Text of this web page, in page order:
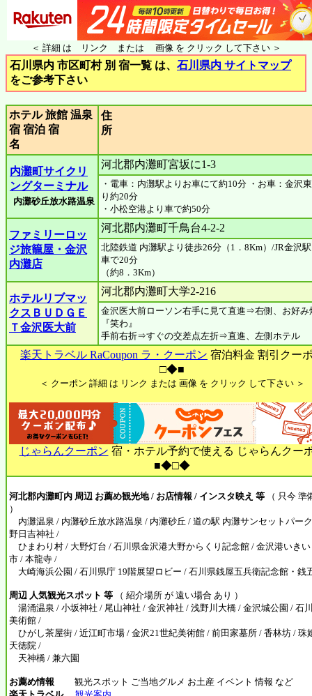
＜ 詳細 は リンク または 画像 を クリック して下さい ＞
石川県内 市区町村 別 宿一覧 は、 石川県内 サイトマップ
をご参考下さい
ホテル 旅館 温泉
宿 宿泊 宿
名
住
内灘町サイクリ
ングターミナル
内灘砂丘放水路温泉
河北郡内灘町宮坂に1-3
・電車：内灘駅よりお車にて約10分 ・お車：金沢
り約20分
・小松空港より車で約50分
ファミリーロッ
ジ旅籠屋・金沢
内灘店
河北郡内灘町千鳥台4-2-2
北陸鉄道 内灘駅より徒歩26分（1．8Km）/JR金沢
車で20分
（約8．3Km）
ホテルリブマッ
クスＢＵＤＧＥ
Ｔ金沢医大前
河北郡内灘町大学2-216
金沢医大前ローソン右手に見て直進⇒右側、お好み
『笑わ』
手前右折⇒すぐの交差点左折⇒直進、左側ホテル
楽天トラベル RaCoupon ラ・クーポン 宿泊料金 割引クー
□◆■
＜ クーポン 詳細 は リンク または 画像 を クリック して下さい ＞
じゃらんクーポン 宿・ホテル予約で使える じゃらんクー
■◆□◆
河北郡内灘町内 周辺 お薦め観光地 / お店情報 / インスタ映え 等 （ 只今 準
）
内灘温泉 / 内灘砂丘放水路温泉 / 内灘砂丘 / 道の駅 内灘サンセットパー
野日吉神社 /
ひまわり村 / 大野灯台 / 石川県金沢港大野からくり記念館 / 金沢港いき
市 / 本龍寺 /
大崎海浜公園 / 石川県庁 19階展望ロビー / 石川県銭屋五兵衛記念館・銭
周辺 人気観光スポット 等 （ 紹介場所 が 遠い場合 あり ）
湯涌温泉 / 小坂神社 / 尾山神社 / 金沢神社 / 浅野川大橋 / 金沢城公園 / 石
美術館 /
ひがし茶屋街 / 近江町市場 / 金沢21世紀美術館 / 前田家墓所 / 香林坊 / 珠
天徳院 /
天神橋 / 兼六園
お薦め情報
観光スポット ご当地グルメ お土産 イベント 情報 など